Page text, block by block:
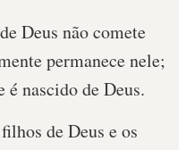
Deus não comete
permanece nele;
é nascido de Deus.
de Deus e os